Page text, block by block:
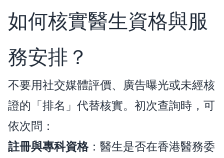
如何核實醫生資格與服
務安排？
不要用社交媒體評價、廣告曝光或未經核
證的「排名」代替核實。初次查詢時，可
依次問：
註冊與專科資格 ：醫生是否在香港醫務委